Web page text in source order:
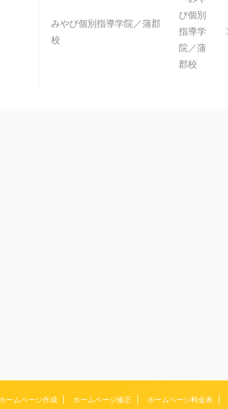
みやび個別指導学院／蒲郡
校
ームページ作成 ホームページ修正 ホームページ料金表